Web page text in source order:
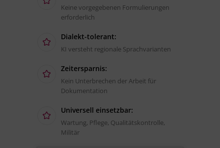
Keine vorgegebenen Formulierungen
erforderlich
Dialekt-tolerant:
KI versteht regionale Sprachvarianten
Zeitersparnis:
Kein Unterbrechen der Arbeit für
Dokumentation
Universell einsetzbar:
Wartung, Pflege, Qualitätskontrolle,
Militär